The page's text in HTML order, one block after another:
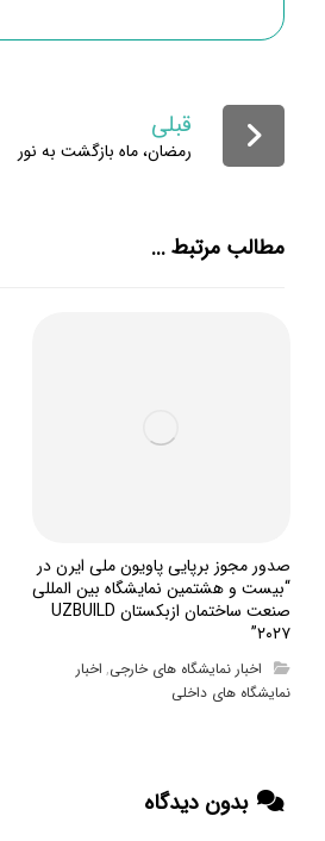
قبلی
رمضان، ماه بازگشت به نور
مطالب مرتبط ...
صدور مجوز برپایی پاویون ملی ایرن در
“بیست و هشتمین نمایشگاه بین المللی
صنعت ساختمان ازبکستان UZBUILD
۲۰۲۷”
اخبار نمایشگاه های خارجی, اخبار
نمایشگاه های داخلی
بدون دیدگاه